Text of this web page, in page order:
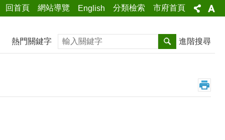
回首頁 網站導覽 English 分類檢索 市府首頁
熱門關鍵字 搜尋 進階搜尋